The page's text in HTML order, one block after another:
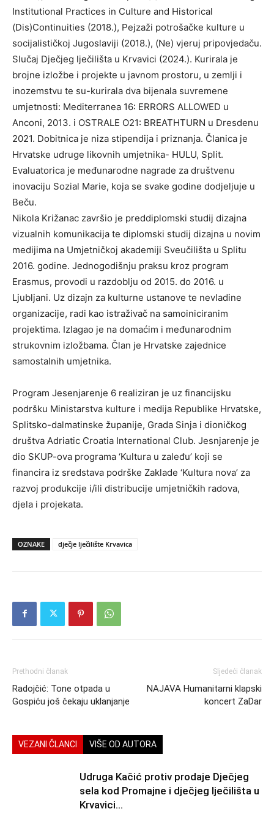
Institutional Practices in Culture and Historical
(Dis)Continuities (2018.), Pejzaži potrošačke kulture u
socijalističkoj Jugoslaviji (2018.), (Ne) vjeruj pripovjedaču.
Slučaj Dječjeg lječilišta u Krvavici (2024.). Kurirala je
brojne izložbe i projekte u javnom prostoru, u zemlji i
inozemstvu te su-kurirala dva bijenala suvremene
umjetnosti: Mediterranea 16: ERRORS ALLOWED u
Anconi, 2013. i OSTRALE O21: BREATHTURN u Dresdenu
2021. Dobitnica je niza stipendija i priznanja. Članica je
Hrvatske udruge likovnih umjetnika- HULU, Split.
Evaluatorica je međunarodne nagrade za društvenu
inovaciju Sozial Marie, koja se svake godine dodjeljuje u
Beču.
Nikola Križanac završio je preddiplomski studij dizajna
vizualnih komunikacija te diplomski studij dizajna u novim
medijima na Umjetničkoj akademiji Sveučilišta u Splitu
2016. godine. Jednogodišnju praksu kroz program
Erasmus, provodi u razdoblju od 2015. do 2016. u
Ljubljani. Uz dizajn za kulturne ustanove te nevladine
organizacije, radi kao istraživač na samoiniciranim
projektima. Izlagao je na domaćim i međunarodnim
strukovnim izložbama. Član je Hrvatske zajednice
samostalnih umjetnika.
Program Jesenjarenje 6 realiziran je uz financijsku
podršku Ministarstva kulture i medija Republike Hrvatske,
Splitsko-dalmatinske županije, Grada Sinja i dioničkog
društva Adriatic Croatia International Club. Jesnjarenje je
dio SKUP-ova programa ‘Kultura u zaleđu’ koji se
financira iz sredstava podrške Zaklade ‘Kultura nova’ za
razvoj produkcije i/ili distribucije umjetničkih radova,
djela i projekata.
OZNAKE dječje lječilište Krvavica
Prethodni članak
Radojčić: Tone otpada u
Gospiću još čekaju uklanjanje
Sljedeći članak
NAJAVA Humanitarni klapski
koncert ZaDar
VEZANI ČLANCI VIŠE OD AUTORA
Udruga Kačić protiv prodaje Dječjeg
sela kod Promajne i dječjeg lječilišta u
Krvavici…